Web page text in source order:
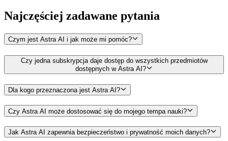
Najczęściej zadawane pytania
Czym jest Astra AI i jak może mi pomóc?
Czy jedna subskrypcja daje dostęp do wszystkich przedmiotów
dostępnych w Astra AI?
Dla kogo przeznaczona jest Astra AI?
Czy Astra AI może dostosować się do mojego tempa nauki?
Jak Astra AI zapewnia bezpieczeństwo i prywatność moich danych?